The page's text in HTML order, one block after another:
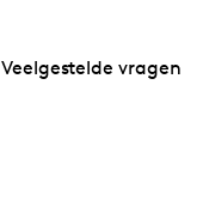
Veelgestelde vragen